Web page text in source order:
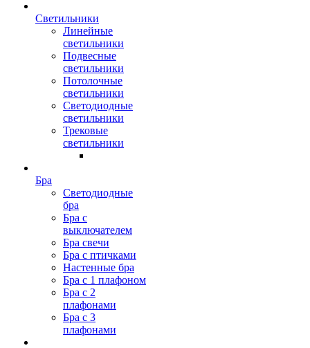
Светильники
Линейные
светильники
Подвесные
светильники
Потолочные
светильники
Светодиодные
светильники
Трековые
светильники
Бра
Светодиодные
бра
Бра с
выключателем
Бра свечи
Бра с птичками
Настенные бра
Бра с 1 плафоном
Бра с 2
плафонами
Бра с 3
плафонами